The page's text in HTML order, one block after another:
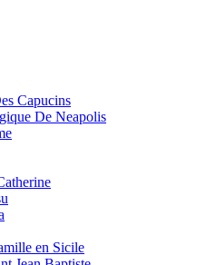
Capucins
De Neapolis
en Sicile